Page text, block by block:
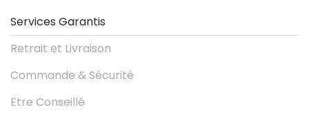
Services Garantis
Retrait et Livraison
Commande & Sécurité
Etre Conseillé